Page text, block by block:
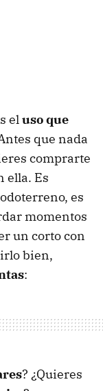
eluso que
que nada
comprarte
ella. Es
es
momentos
un corto con
bien,
:
? ¿Quieres